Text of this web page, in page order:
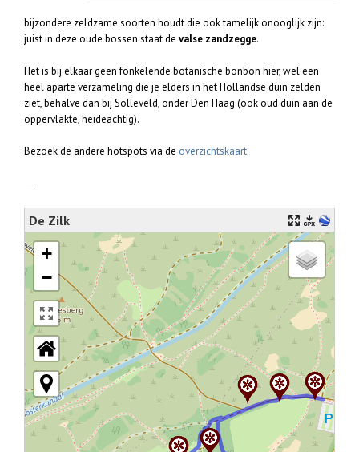
bijzondere zeldzame soorten houdt die ook tamelijk onooglijk zijn:
juist in deze oude bossen staat de valse zandzegge.
Het is bij elkaar geen fonkelende botanische bonbon hier, wel een
heel aparte verzameling die je elders in het Hollandse duin zelden
ziet, behalve dan bij Solleveld, onder Den Haag (ook oud duin aan de
oppervlakte, heideachtig).
Bezoek de andere hotspots via de overzichtskaart.
—-
De Zilk
+
−